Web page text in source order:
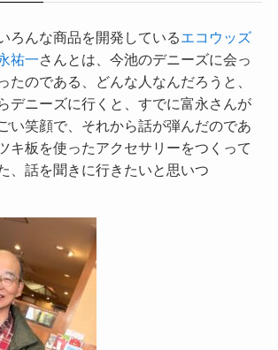
ろんな商品を開発しているエコウッズ
祐一さんとは、今池のデニーズに会っ
たのである、どんな人なんだろうと、
デニーズに行くと、すでに富永さんが
い笑顔で、それから話が弾んだのであ
キ板を使ったアクセサリーをつくって
、話を聞きに行きたいと思いつ